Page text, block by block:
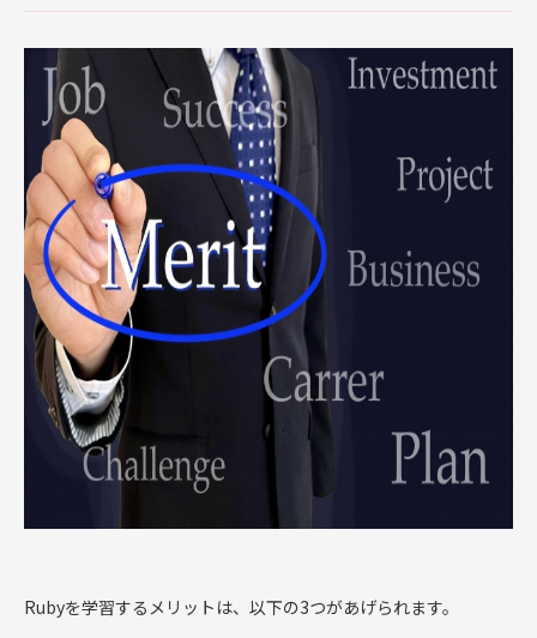
Rubyを学習するメリットは、以下の3つがあげられます。